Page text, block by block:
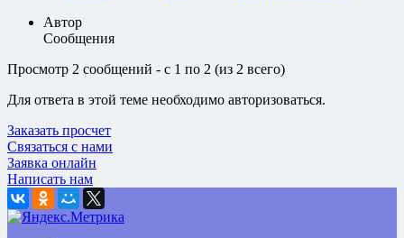
Автор
Сообщения
Просмотр 2 сообщений - с 1 по 2 (из 2 всего)
Для ответа в этой теме необходимо авторизоваться.
Заказать просчет
Связаться с нами
Заявка онлайн
Написать нам